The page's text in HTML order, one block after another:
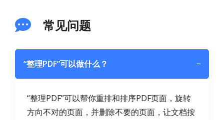
常见问题
“整理PDF”可以做什么？ −
“整理PDF”可以帮你重排和排序PDF页面，旋转
方向不对的页面，并删除不要的页面，让文档按